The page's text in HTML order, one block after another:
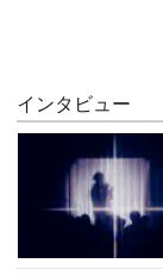
インタビュー